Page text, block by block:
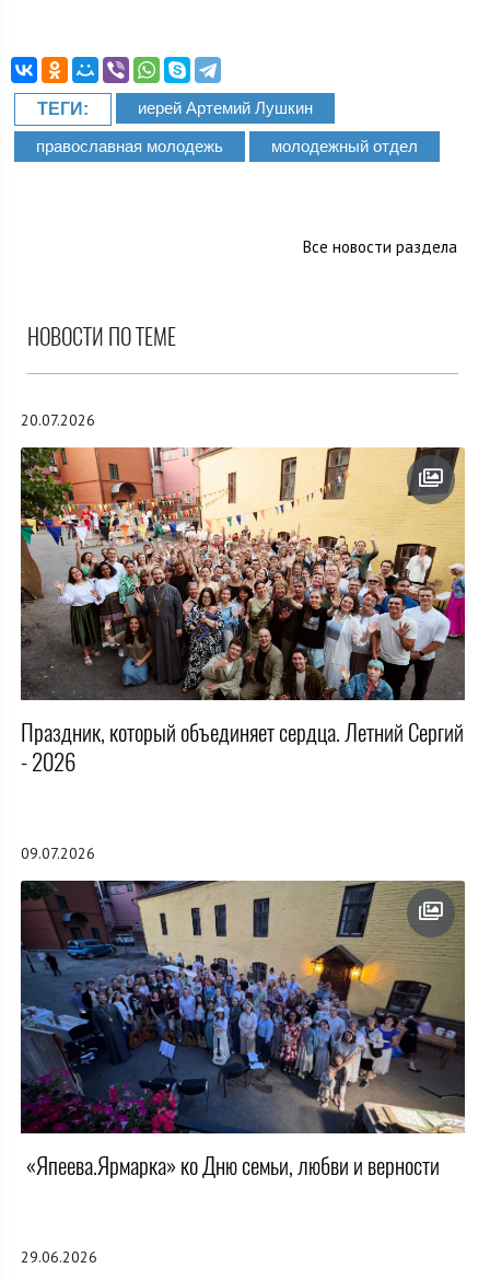
ТЕГИ: иерей Артемий Лушкин
православная молодежь молодежный отдел
Все новости раздела
НОВОСТИ ПО ТЕМЕ
20.07.2026
Праздник, который объединяет сердца. Летний Сергий
- 2026
09.07.2026
«Япеева.Ярмарка» ко Дню семьи, любви и верности
29.06.2026